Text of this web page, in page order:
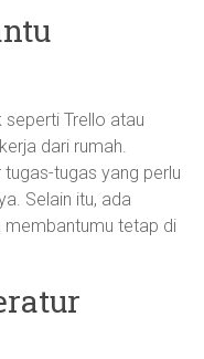
Trello atau
dari rumah.
tugas yang perlu
Selain itu, ada
membantumu tetap di